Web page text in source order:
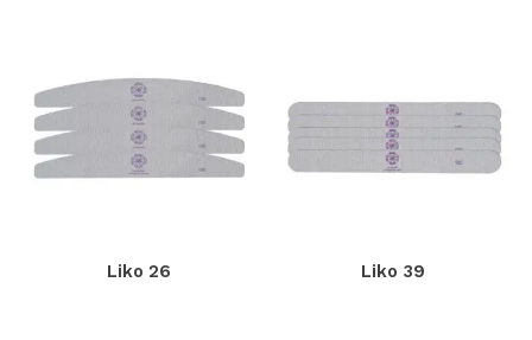
Liko 26 Liko 39